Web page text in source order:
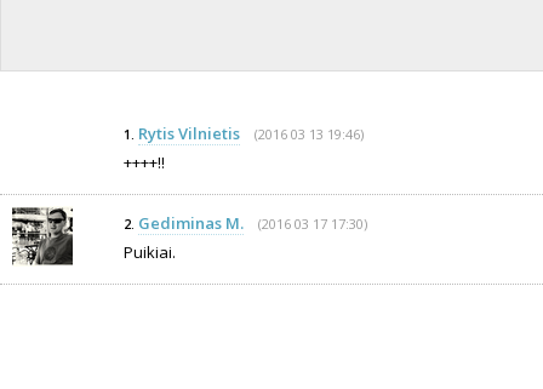
1. Rytis Vilnietis (2016 03 13 19:46)
++++!!
2. Gediminas M. (2016 03 17 17:30)
Puikiai.